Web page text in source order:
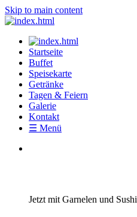
Skip to main content
Startseite
Buffet
Speisekarte
Getränke
Tagen & Feiern
Galerie
Kontakt
☰ Menü
Jetzt mit Garnelen und Sushi